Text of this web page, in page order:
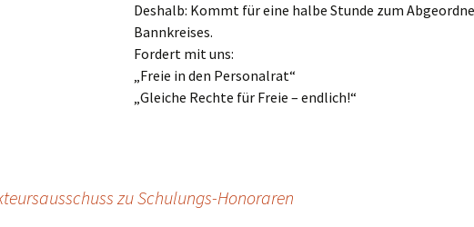
Deshalb: Kommt für eine halbe Stunde zum
Bannkreises.
Fordert mit uns:
„Freie in den Personalrat“
„Gleiche Rechte für Freie – endlich!“
zu Schulungs-Honoraren